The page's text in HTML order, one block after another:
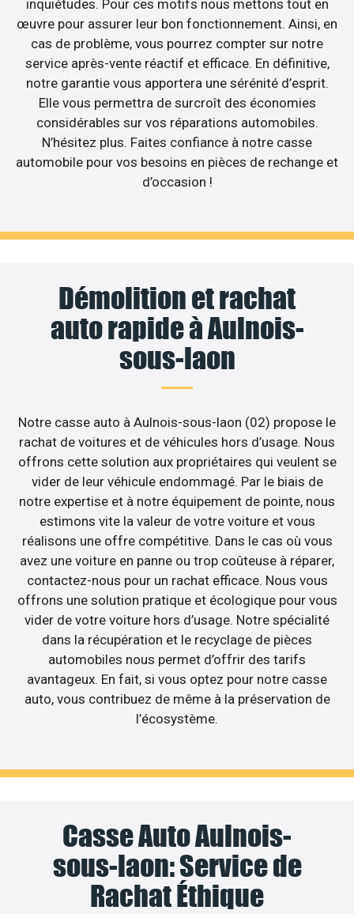
inquiétudes. Pour ces motifs nous mettons tout en
œuvre pour assurer leur bon fonctionnement. Ainsi, en
cas de problème, vous pourrez compter sur notre
service après-vente réactif et efficace. En définitive,
notre garantie vous apportera une sérénité d’esprit.
Elle vous permettra de surcroît des économies
considérables sur vos réparations automobiles.
N’hésitez plus. Faites confiance à notre casse
automobile pour vos besoins en pièces de rechange et
d’occasion !
Démolition et rachat
auto rapide à Aulnois-
sous-laon
Notre casse auto à Aulnois-sous-laon (02) propose le
rachat de voitures et de véhicules hors d’usage. Nous
offrons cette solution aux propriétaires qui veulent se
vider de leur véhicule endommagé. Par le biais de
notre expertise et à notre équipement de pointe, nous
estimons vite la valeur de votre voiture et vous
réalisons une offre compétitive. Dans le cas où vous
avez une voiture en panne ou trop coûteuse à réparer,
contactez-nous pour un rachat efficace. Nous vous
offrons une solution pratique et écologique pour vous
vider de votre voiture hors d’usage. Notre spécialité
dans la récupération et le recyclage de pièces
automobiles nous permet d’offrir des tarifs
avantageux. En fait, si vous optez pour notre casse
auto, vous contribuez de même à la préservation de
l’écosystème.
Casse Auto Aulnois-
sous-laon: Service de
Rachat Éthique